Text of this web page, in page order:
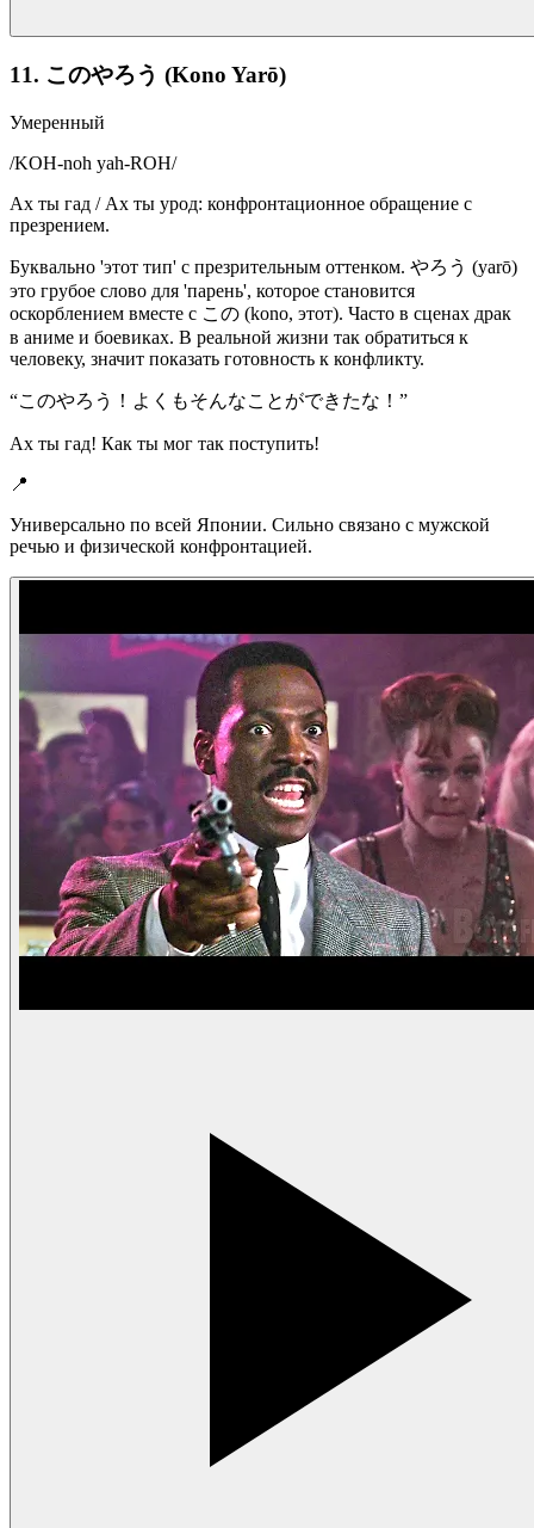
11. このやろう (Kono Yarō)
Умеренный
/KOH-noh yah-ROH/
Ах ты гад / Ах ты урод: конфронтационное обращение с
презрением.
Буквально 'этот тип' с презрительным оттенком. やろう (yarō)
это грубое слово для 'парень', которое становится
оскорблением вместе с この (kono, этот). Часто в сценах драк
в аниме и боевиках. В реальной жизни так обратиться к
человеку, значит показать готовность к конфликту.
“このやろう！よくもそんなことができたな！ ”
Ах ты гад! Как ты мог так поступить!
📍
Универсально по всей Японии. Сильно связано с мужской
речью и физической конфронтацией.